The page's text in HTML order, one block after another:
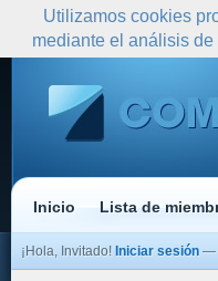
Inicio Lista de
¡Hola, Invitado! Iniciar sesión —
Utilizamos cookies
mediante el análisis